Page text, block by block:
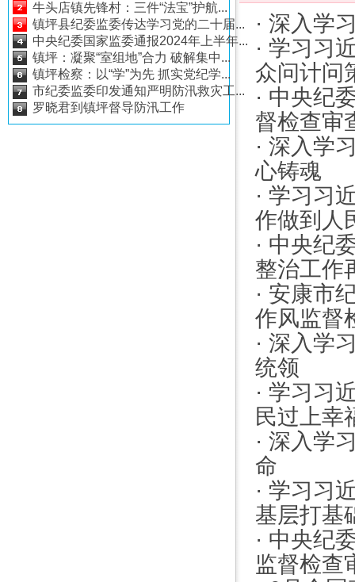
牛头店镇先锋村：三件“法宝”护航...
镇坪县纪委监委传达学习党的二十届...
中央纪委国家监委通报2024年上半年...
镇坪：凝聚“室组地”合力 破解集中...
镇坪检察：以“学”为先 抓实党纪学...
市纪委监委印发通知严明防汛救灾工...
罗晓君到镇坪督导防汛工作
· 深入学
· 学习习
众问计问
· 中央纪
督检查审
· 深入学
心铸魂
· 学习习
作做到人
· 中央纪
整治工作
· 安康市
作风监督
· 深入学
统领
· 学习习
民过上幸
· 深入学
命
· 学习习
基层打基
· 中央纪
监督检查